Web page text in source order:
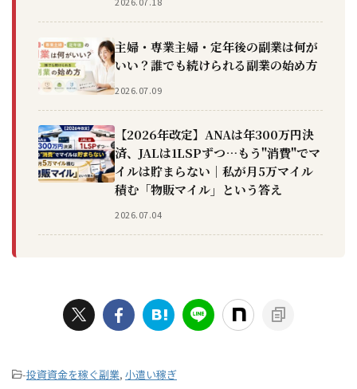
主婦・専業主婦・定年後の副業は何が
いい？誰でも続けられる副業の始め方
2026.07.09
【2026年改定】ANAは年300万円決
済、JALは1LSPずつ…もう"消費"でマ
イルは貯まらない｜私が月5万マイル
積む「物販マイル」という答え
2026.07.04
-投資資金を稼ぐ副業, 小遣い稼ぎ